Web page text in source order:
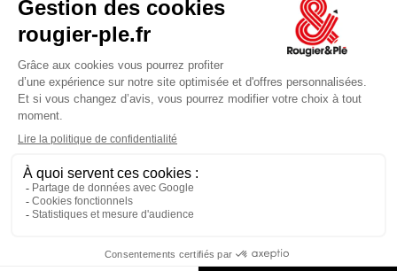
Ferme à 19:30
Rougier et Plé 2024 Copyright
Mentions légales
Conditions générales des ventes
Données personnelles
Paiement sécurisé
Plan du site